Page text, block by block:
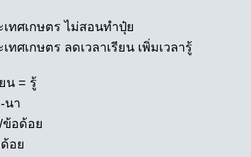
เทศเกษตร ไม่สอนทำปุ๋ย
ทศเกษตร ลดเวลาเรียน เพิ่มเวลารู้
น = รู้
นา
อด้อย
อย